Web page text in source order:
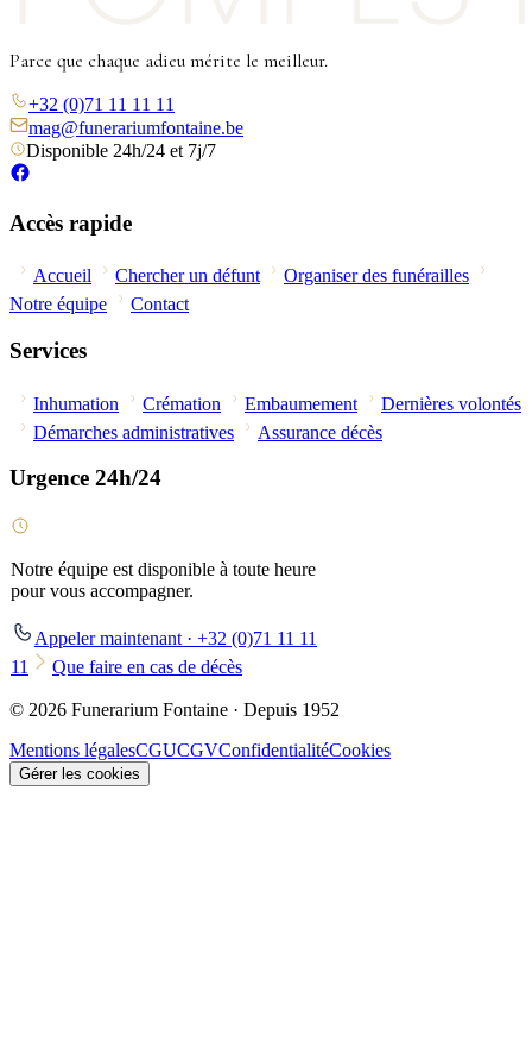
Parce que chaque adieu mérite le meilleur.
+32 (0)71 11 11 11
mag@funerariumfontaine.be
Disponible 24h/24 et 7j/7
Accès rapide
Accueil Chercher un défunt
Organiser des funérailles
Notre équipe
Contact
Services
Inhumation Crémation Embaumement
Dernières volontés
Démarches administratives
Assurance décès
Urgence 24h/24
Notre équipe est disponible à toute heure
pour vous accompagner.
Appeler maintenant · +32 (0)71 11 11
11
Que faire en cas de décès
© 2026 Funerarium Fontaine · Depuis 1952
Mentions légalesCGUCGVConfidentialitéCookies
Gérer les cookies